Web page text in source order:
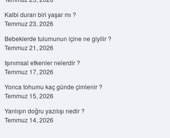
Kalbi duran biri yaşar mı ?
Temmuz 23, 2026
Bebeklerde tulumunun içine ne giyilir ?
Temmuz 21, 2026
Işınımsal etkenler nelerdir ?
Temmuz 17, 2026
Yonca tohumu kaç günde çimlenir ?
Temmuz 15, 2026
Yanlışın doğru yazılışı nedir ?
Temmuz 14, 2026